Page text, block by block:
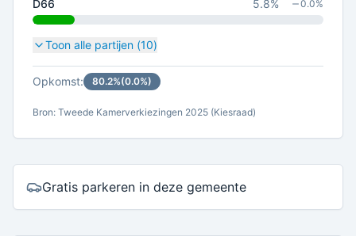
D66 5.8% 0.0%
Toon alle partijen (10)
Opkomst: 80.2%(0.0%)
Bron: Tweede Kamerverkiezingen 2025 (Kiesraad)
Gratis parkeren in deze gemeente